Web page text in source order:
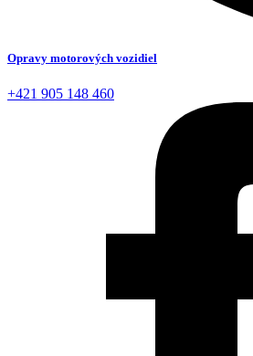
Opravy motorových vozidiel
+421 905 148 460